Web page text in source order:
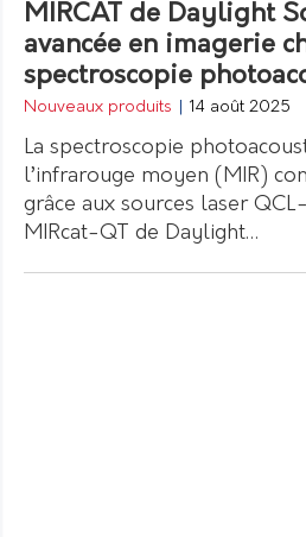
MIRCAT de Daylight
avancée en imagerie
spectroscopie
Nouveaux produits 14 août 2025
La spectroscopie
l’infrarouge moyen (MIR)
grâce aux sources laser
MIRcat-QT de Daylight…